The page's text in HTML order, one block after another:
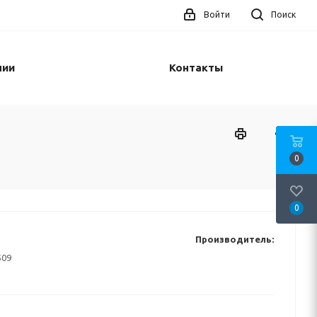
Поиск
Войти
Контакты
Производитель:
0
0